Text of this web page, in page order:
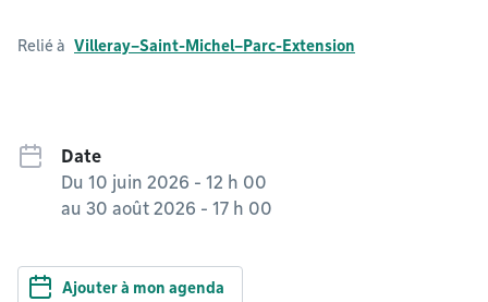
Relié à Villeray–Saint-Michel–Parc-Extension
Date
Du 10 juin 2026 - 12 h 00
au 30 août 2026 - 17 h 00
Ajouter à mon agenda